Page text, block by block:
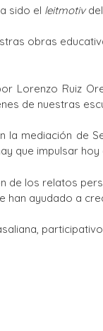
sido el leitmotivdel
obras
Lorenzo Ruiz
de nuestras
mediación de
que impulsar hoy
de los relatos
han ayudado a